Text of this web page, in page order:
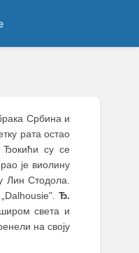
Србина и
рата остао
Ђокићи су се
је виолину
Лин Стодола.
Ђ.
света и
на своју